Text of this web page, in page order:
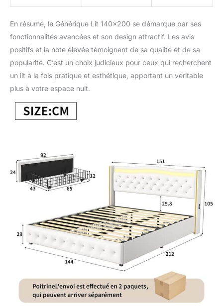
En résumé, le Générique Lit 140×200 se démarque par ses
fonctionnalités avancées et son design attractif. Les avis
positifs et la note élevée témoignent de sa qualité et de sa
popularité. C’est un choix judicieux pour ceux qui recherchent
un lit à la fois pratique et esthétique, apportant un véritable
plus à votre espace nuit.